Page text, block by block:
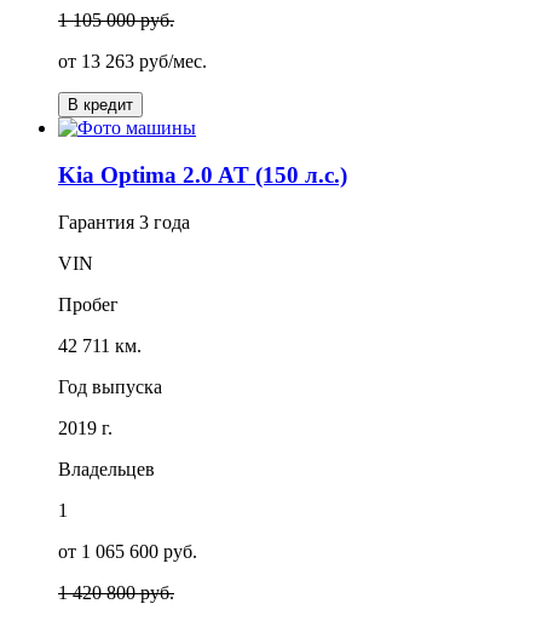
1 105 000 руб.
от 13 263 руб/мес.
В кредит
Kia Optima 2.0 AT (150 л.с.)
Гарантия 3 года
VIN
Пробег
42 711 км.
Год выпуска
2019 г.
Владельцев
1
от 1 065 600 руб.
1 420 800 руб.